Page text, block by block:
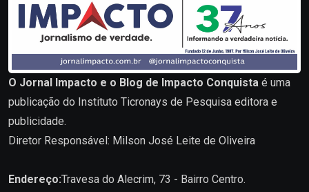
O Jornal Impacto e o Blog de Impacto Conquista é uma
publicação do Instituto Ticronays de Pesquisa editora e
publicidade.
Diretor Responsável: Milson José Leite de Oliveira
Endereço:Travesa do Alecrim, 73 - Bairro Centro.